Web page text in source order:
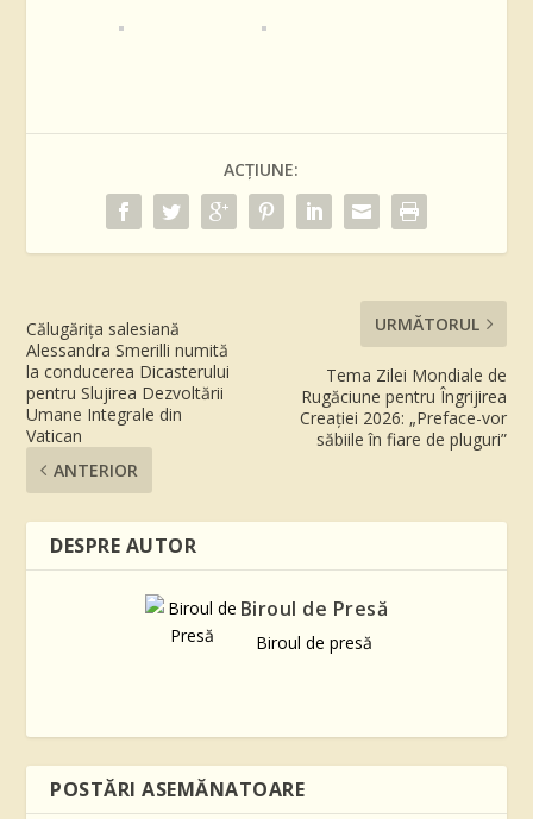
ACȚIUNE:
Călugărița salesiană
Alessandra Smerilli numită
la conducerea Dicasterului
pentru Slujirea Dezvoltării
Umane Integrale din
Vatican
ANTERIOR
URMĂTORUL
Tema Zilei Mondiale de
Rugăciune pentru Îngrijirea
Creației 2026: „Preface-vor
săbiile în fiare de pluguri”
DESPRE AUTOR
Biroul de Presă
Biroul de presă
POSTĂRI ASEMĂNATOARE